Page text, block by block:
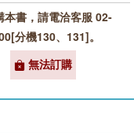
本書，請電洽客服 02-
分機130、131]。
無法訂購